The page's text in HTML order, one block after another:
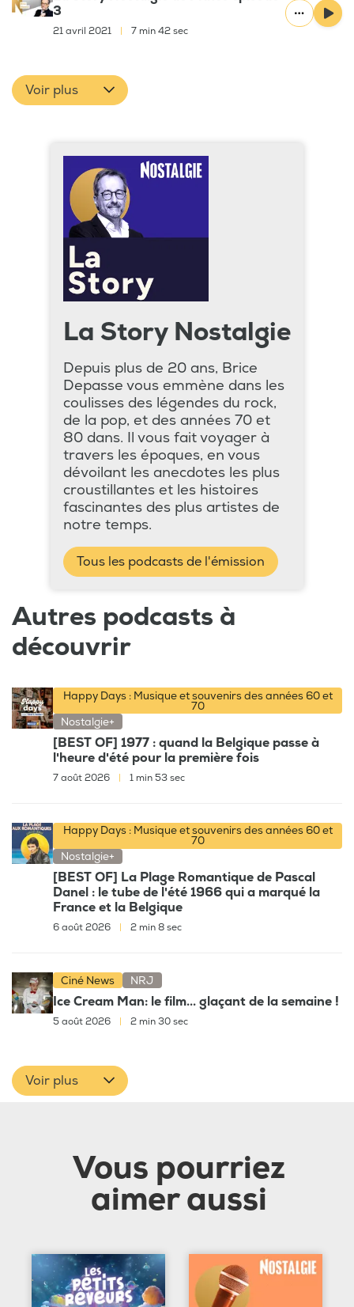
3
21 avril 2021 7 min 42 sec
Voir plus
La Story Nostalgie
Depuis plus de 20 ans, Brice
Depasse vous emmène dans les
coulisses des légendes du rock,
de la pop, et des années 70 et
80 dans. Il vous fait voyager à
travers les époques, en vous
dévoilant les anecdotes les plus
croustillantes et les histoires
fascinantes des plus artistes de
notre temps.
Tous les podcasts de l'émission
Autres podcasts à
découvrir
Happy Days : Musique et souvenirs des années 60 et
70
Nostalgie+
[BEST OF] 1977 : quand la Belgique passe à
l'heure d'été pour la première fois
7 août 2026 1 min 53 sec
Happy Days : Musique et souvenirs des années 60 et
70
Nostalgie+
[BEST OF] La Plage Romantique de Pascal
Danel : le tube de l'été 1966 qui a marqué la
France et la Belgique
6 août 2026 2 min 8 sec
Ciné News NRJ
Ice Cream Man: le film... glaçant de la semaine !
5 août 2026 2 min 30 sec
Voir plus
Vous pourriez
aimer aussi